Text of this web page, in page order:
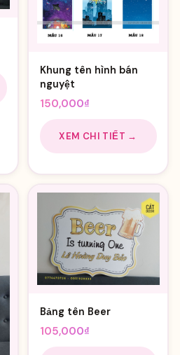
Khung tên hình bán
nguyệt
150,000₫
XEM CHI TIẾT →
Bảng tên Beer
105,000₫